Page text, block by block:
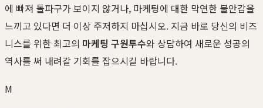
에 빠져 돌파구가 보이지 않거나, 마케팅에 대한 막연한 불안감을
느끼고 있다면 더 이상 주저하지 마십시오. 지금 바로 당신의 비즈
니스를 위한 최고의 마케팅 구원투수와 상담하여 새로운 성공의
역사를 써 내려갈 기회를 잡으시길 바랍니다.
M